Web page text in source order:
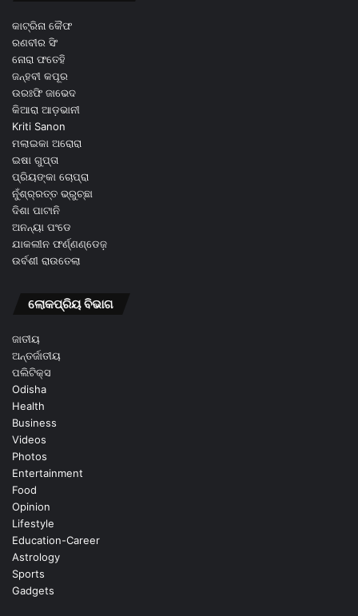
କାଟ୍ରିନା କୈଫ
ରଣବୀର ସିଂ
ନୋରା ଫତେହି
ଜନ୍ହବୀ କପୂର
ଉରଃଫି ଜାଭେଦ
କିଆରା ଆଡ଼ଭାନୀ
Kriti Sanon
ମଲାଇକା ଅରୋରା
ଇଷା ଗୁପ୍ତା
ପ୍ରିୟଙ୍କା ଚୋପ୍ରା
ନୁଁଶ୍ର୍ରତ୍ତ ଭ୍ରୁଚ୍ଛା
ଦିଶା ପାଟାନି
ଅନନ୍ୟା ପଂଡେ
ଯାକଲୀନ ଫର୍ଣ୍ଣଣ୍ଡେଜ଼
ଉର୍ବଶୀ ରାଉତେଲା
ଲୋକପ୍ରିୟ ବିଭାଗ
ଜାତୀୟ
ଅନ୍ତର୍ଜାତୀୟ
ପଲିଟିକ୍ସ
Odisha
Health
Business
Videos
Photos
Entertainment
Food
Opinion
Lifestyle
Education-Career
Astrology
Sports
Gadgets